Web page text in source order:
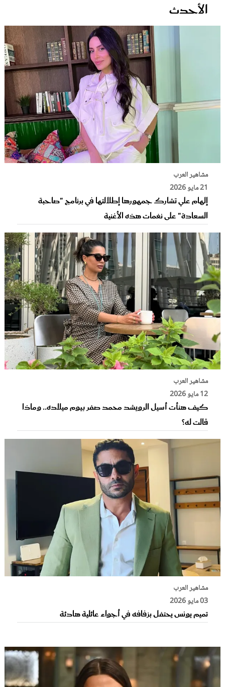
الأحدث
مشاهير العرب
21 مايو 2026
إلهام علي تشارك جمهورها إطلالتها في برنامج "صاحبة
السعادة" على نغمات هذه الأغنية
مشاهير العرب
12 مايو 2026
كيف هنأت أسيل الرويشد محمد صفر بيوم ميلاده.. وماذا
قالت له؟
مشاهير العرب
03 مايو 2026
تميم يونس يحتفل بزفافه في أجواء عائلية هادئة
غلاف رفمي